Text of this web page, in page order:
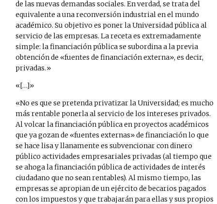
de las nuevas demandas sociales. En verdad, se trata del
equivalente a una reconversión industrial en el mundo
académico. Su objetivo es poner la Universidad pública al
servicio de las empresas. La receta es extremadamente
simple: la financiación pública se subordina a la previa
obtención de «fuentes de financiación externa», es decir,
privadas.
[…]
No es que se pretenda privatizar la Universidad; es mucho
más rentable ponerla al servicio de los intereses privados.
Al volcar la financiación pública en proyectos académicos
que ya gozan de «fuentes externas» de financiación lo que
se hace lisa y llanamente es subvencionar con dinero
público actividades empresariales privadas (al tiempo que
se ahoga la financiación pública de actividades de interés
ciudadano que no sean rentables). Al mismo tiempo, las
empresas se apropian de un ejército de becarios pagados
con los impuestos y que trabajarán para ellas y sus propios